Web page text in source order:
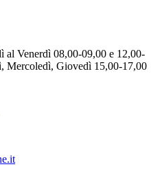
al Venerdì 08,00-09,00 e 12,00-
Mercoledì, Giovedì 15,00-17,00